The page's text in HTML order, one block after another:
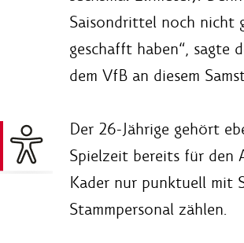
Saisondrittel noch nicht
geschafft haben“, sagte
dem VfB an diesem
Der 26-Jährige gehört
Spielzeit bereits für den
Kader nur punktuell mit
Stammpersonal zählen.